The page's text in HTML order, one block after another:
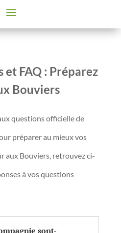
FAQ : Préparez
Bouviers
questions officielle de
préparer au mieux vos
aux Bouviers, retrouvez ci-
à vos questions
sont-